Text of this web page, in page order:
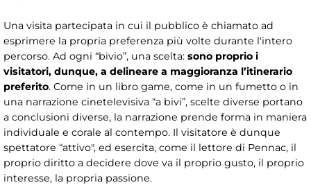
Una visita partecipata in cui il pubblico è chiamato ad
esprimere la propria preferenza più volte durante l'intero
percorso. Ad ogni “bivio”, una scelta: sono proprio i
visitatori, dunque, a delineare a maggioranza l’itinerario
preferito. Come in un libro game, come in un fumetto o in
una narrazione cinetelevisiva “a bivi”, scelte diverse portano
a conclusioni diverse, la narrazione prende forma in maniera
individuale e corale al contempo. Il visitatore è dunque
spettatore “attivo", ed esercita, come il lettore di Pennac, il
proprio diritto a decidere dove va il proprio gusto, il proprio
interesse, la propria passione.